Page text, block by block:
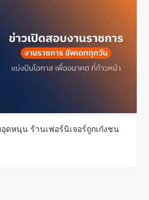
หนุน ร้านเฟอร์นิเจอร์ถูกเก๋งชน